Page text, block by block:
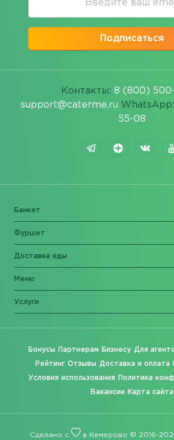
Подписаться
Контакты: 8 (800)
support@caterme.ru WhatsApp:
55-08
Банкет
Фуршет
Доставка еды
Меню
Услуги
Бонусы Партнерам Бизнесу Для
Рейтинг Отзывы Доставка и оплата
Условия использования Политика
Вакансии Карта сайта
Сделано с в Кемерово © 2016-